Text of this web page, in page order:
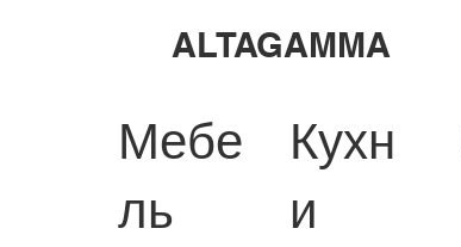
ALTAGAMMA
Мебе
ль
Кухн
и